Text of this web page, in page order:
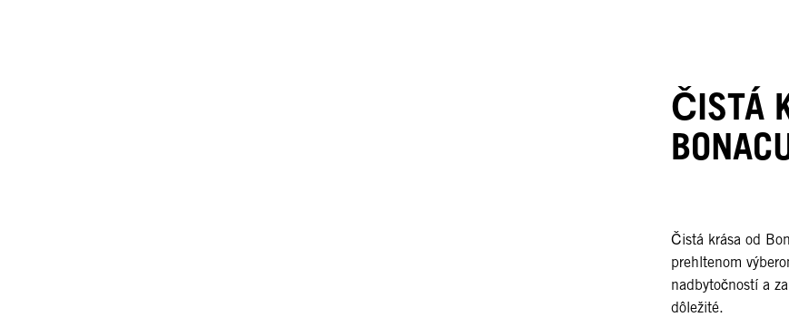
ČISTÁ
Čistá krása od
prehltenom
nadbytočností a
dôležité.​​